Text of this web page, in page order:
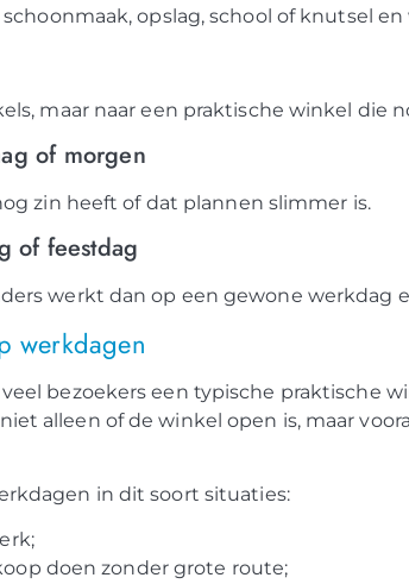
opslag, school of knutsel
maar naar een praktische winkel die
of morgen
zin heeft of dat plannen slimmer is.
of feestdag
werkt dan op een gewone werkdag
werkdagen
bezoekers een typische praktische
alleen of de winkel open is, maar
in dit soort situaties:
doen zonder grote route;